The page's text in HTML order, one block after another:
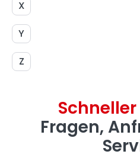
X
Y
Z
Fragen,